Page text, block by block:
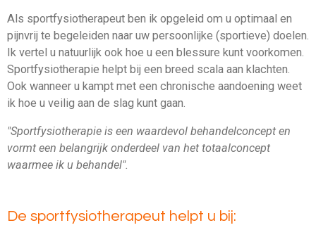
Als sportfysiotherapeut ben ik opgeleid om u optimaal en
pijnvrij te begeleiden naar uw persoonlijke (sportieve) doelen.
Ik vertel u natuurlijk ook hoe u een blessure kunt voorkomen.
Sportfysiotherapie helpt bij een breed scala aan klachten.
Ook wanneer u kampt met een chronische aandoening weet
ik hoe u veilig aan de slag kunt gaan.
"Sportfysiotherapie is een waardevol behandelconcept en
vormt een belangrijk onderdeel van het totaalconcept
waarmee ik u behandel".
De sportfysiotherapeut helpt u bij: